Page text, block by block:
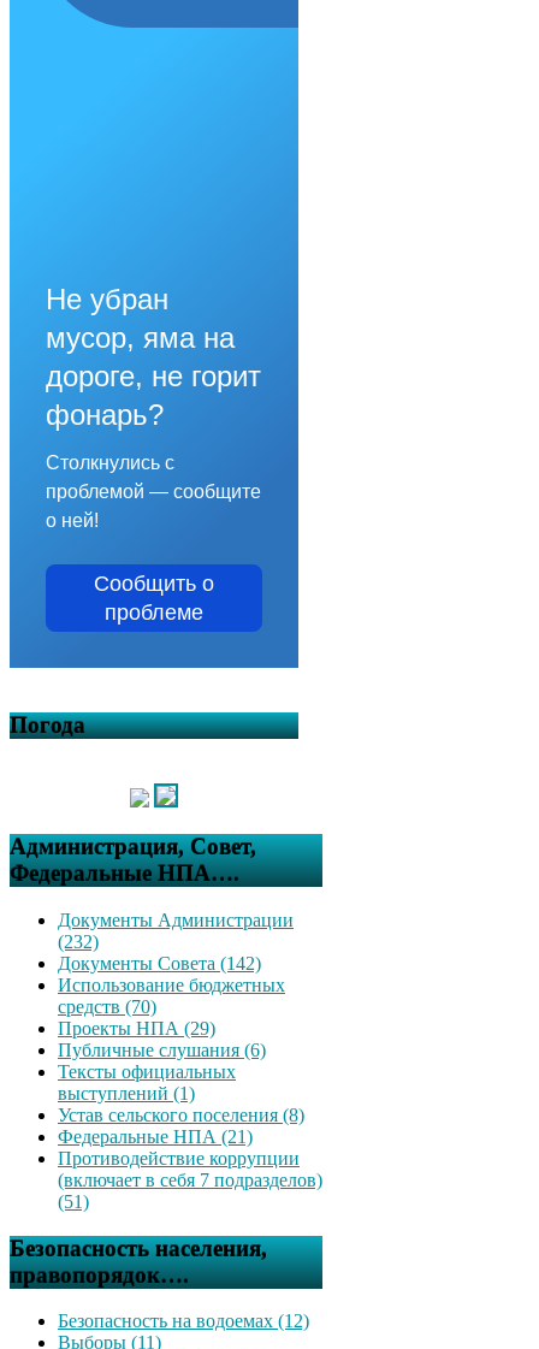
Не убран
мусор, яма на
дороге, не горит
фонарь?
Столкнулись с
проблемой — сообщите
о ней!
Сообщить о
проблеме
Погода
Администрация, Совет,
Федеральные НПА….
Документы Администрации
(232)
Документы Совета (142)
Использование бюджетных
средств (70)
Проекты НПА (29)
Публичные слушания (6)
Тексты официальных
выступлений (1)
Устав сельского поселения (8)
Федеральные НПА (21)
Противодействие коррупции
(включает в себя 7 подразделов)
(51)
Безопасность населения,
правопорядок….
Безопасность на водоемах (12)
Выборы (11)